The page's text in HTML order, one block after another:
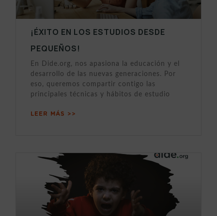
¡ÉXITO EN LOS ESTUDIOS DESDE
PEQUEÑOS!
En Dide.org, nos apasiona la educación y el
desarrollo de las nuevas generaciones. Por
eso, queremos compartir contigo las
principales técnicas y hábitos de estudio
LEER MÁS >>